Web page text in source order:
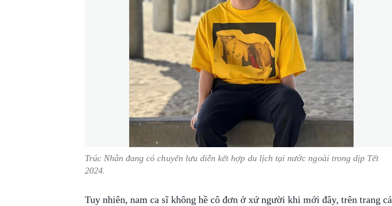
Trúc Nhân đang có chuyến lưu diễn kết hợp du lịch tại nước ngoài trong dịp Tết
2024.
Tuy nhiên, nam ca sĩ không hề cô đơn ở xứ người khi mới đây, trên trang cá